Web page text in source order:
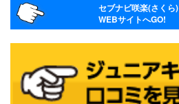
セブナビ咲楽(さくら)
WEBサイトへGO!